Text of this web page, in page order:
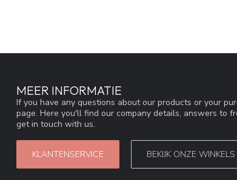
MEER INFORMATIE
If you have any questions about our products or your
page. Here you'll find our company details, answers to
get in touch with us.
KLANTENSERVICE BEKIJK ONZE WINKELS